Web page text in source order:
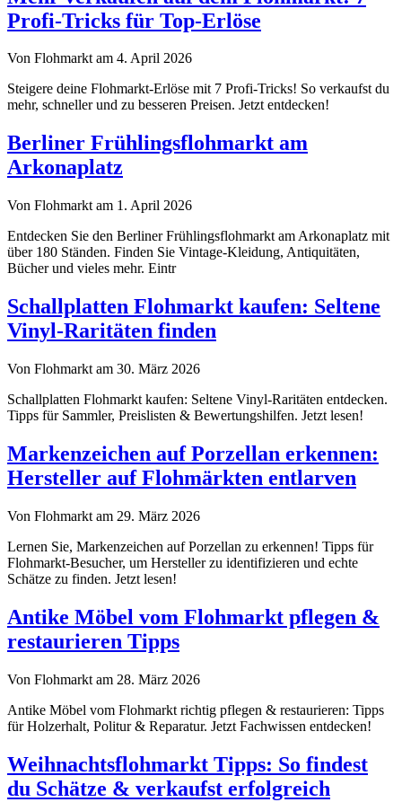
Profi-Tricks für Top-Erlöse
Von Flohmarkt am 4. April 2026
Steigere deine Flohmarkt-Erlöse mit 7 Profi-Tricks! So verkaufst du
mehr, schneller und zu besseren Preisen. Jetzt entdecken!
Berliner Frühlingsflohmarkt am
Arkonaplatz
Von Flohmarkt am 1. April 2026
Entdecken Sie den Berliner Frühlingsflohmarkt am Arkonaplatz mit
über 180 Ständen. Finden Sie Vintage-Kleidung, Antiquitäten,
Bücher und vieles mehr. Eintr
Schallplatten Flohmarkt kaufen: Seltene
Vinyl-Raritäten finden
Von Flohmarkt am 30. März 2026
Schallplatten Flohmarkt kaufen: Seltene Vinyl-Raritäten entdecken.
Tipps für Sammler, Preislisten & Bewertungshilfen. Jetzt lesen!
Markenzeichen auf Porzellan erkennen:
Hersteller auf Flohmärkten entlarven
Von Flohmarkt am 29. März 2026
Lernen Sie, Markenzeichen auf Porzellan zu erkennen! Tipps für
Flohmarkt-Besucher, um Hersteller zu identifizieren und echte
Schätze zu finden. Jetzt lesen!
Antike Möbel vom Flohmarkt pflegen &
restaurieren Tipps
Von Flohmarkt am 28. März 2026
Antike Möbel vom Flohmarkt richtig pflegen & restaurieren: Tipps
für Holzerhalt, Politur & Reparatur. Jetzt Fachwissen entdecken!
Weihnachtsflohmarkt Tipps: So findest
du Schätze & verkaufst erfolgreich